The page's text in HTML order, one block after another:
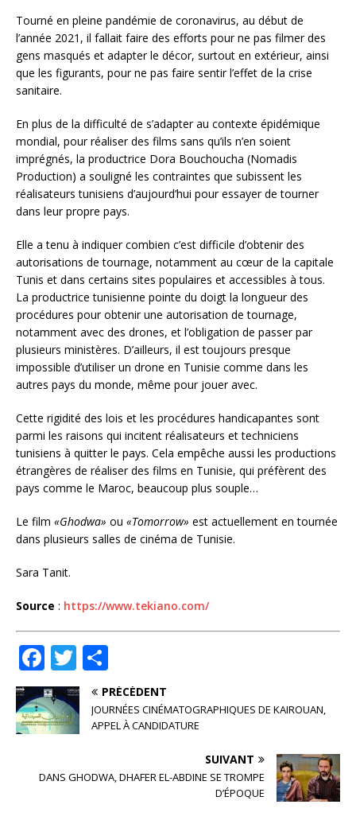
Tourné en pleine pandémie de coronavirus, au début de
l’année 2021, il fallait faire des efforts pour ne pas filmer des
gens masqués et adapter le décor, surtout en extérieur, ainsi
que les figurants, pour ne pas faire sentir l’effet de la crise
sanitaire.
En plus de la difficulté de s’adapter au contexte épidémique
mondial, pour réaliser des films sans qu’ils n’en soient
imprégnés, la productrice Dora Bouchoucha (Nomadis
Production) a souligné les contraintes que subissent les
réalisateurs tunisiens d’aujourd’hui pour essayer de tourner
dans leur propre pays.
Elle a tenu à indiquer combien c’est difficile d’obtenir des
autorisations de tournage, notamment au cœur de la capitale
Tunis et dans certains sites populaires et accessibles à tous.
La productrice tunisienne pointe du doigt la longueur des
procédures pour obtenir une autorisation de tournage,
notamment avec des drones, et l’obligation de passer par
plusieurs ministères. D’ailleurs, il est toujours presque
impossible d’utiliser un drone en Tunisie comme dans les
autres pays du monde, même pour jouer avec.
Cette rigidité des lois et les procédures handicapantes sont
parmi les raisons qui incitent réalisateurs et techniciens
tunisiens à quitter le pays. Cela empêche aussi les productions
étrangères de réaliser des films en Tunisie, qui préfèrent des
pays comme le Maroc, beaucoup plus souple…
Le film «Ghodwa» ou «Tomorrow» est actuellement en tournée
dans plusieurs salles de cinéma de Tunisie.
Sara Tanit.
Source : https://www.tekiano.com/
F
a
c
e
o
T
w
it
te
ar
ta
g
r
PRÉCÉDENT
JOURNÉES CINÉMATOGRAPHIQUES DE KAIROUAN,
APPEL À CANDIDATURE
SUIVANT
DANS GHODWA, DHAFER EL-ABDINE SE TROMPE
D’ÉPOQUE